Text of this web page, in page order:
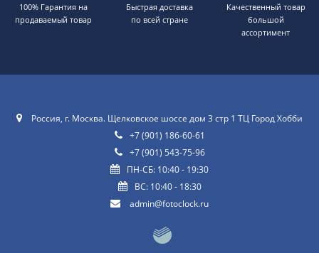
100% Гарантия на
продаваемый товар
Быстрая доставка
по всей стране
Качественный товар
большой
ассортимент
Россия, г. Москва. Щелковское шоссе дом 3 стр 1 ТЦ Город Хобби
+7 (901) 186-60-61
+7 (901) 543-75-96
ПН-СБ: 10:40 - 19:30
ВС: 10:40 - 18:30
admin@fotoclock.ru